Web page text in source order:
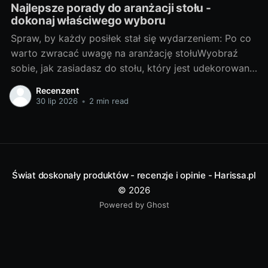
Najlepsze porady do aranżacji stołu -
dokonaj właściwego wyboru
Spraw, by każdy posiłek stał się wydarzeniem: Po co
warto zwracać uwagę na aranżację stołuWyobraź
sobie, jak zasiadasz do stołu, który jest udekorowany
z troską i wyobraźnią. Każda filiżanka, talerz i
sztućce są umieszczone na miejscu, tworząc piękną
Recenzent
30 lip 2026 • 2 min read
Świat doskonały produktów - recenzje i opinie - Harissa.pl
© 2026
Powered by Ghost